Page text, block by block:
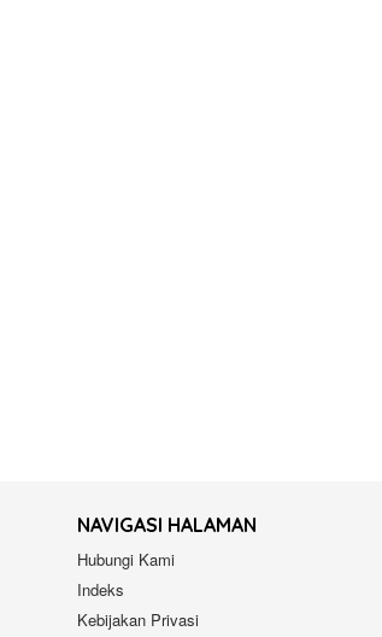
NAVIGASI HALAMAN
Hubungi Kami
Indeks
Kebijakan Privasi